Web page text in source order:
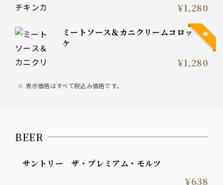
¥1,280
ミートソース＆カニクリームコロッ
ケ
¥1,280
表示価格はすべて税込み価格です。
BEER
サントリー ザ・プレミアム・モルツ
¥638